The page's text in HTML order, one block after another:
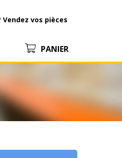
Vendez vos pièces
PANIER